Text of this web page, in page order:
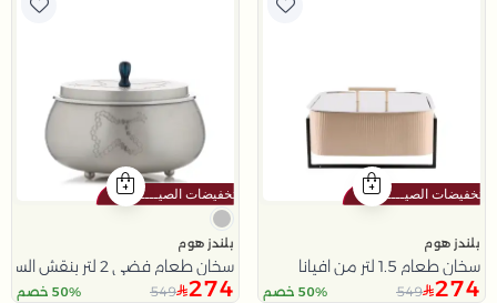
بلندز هوم
سخان طعام 1.5 لتر من افيانا
274
549 50% خصم
بلندز هوم
سخان طعام فضي 2 لتر بنقش السبحة من تيلا
274
549 50% خصم